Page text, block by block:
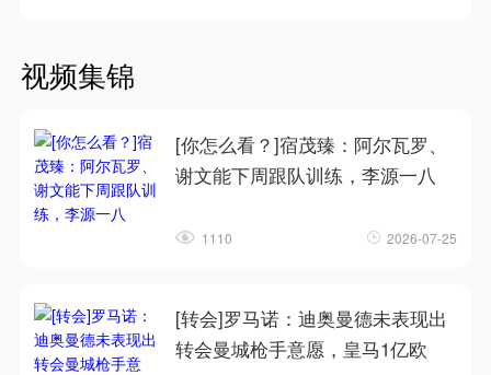
视频集锦
[你怎么看？]宿茂臻：阿尔瓦罗、
谢文能下周跟队训练，李源一八
1110 2026-07-25
[转会]罗马诺：迪奥曼德未表现出
转会曼城枪手意愿，皇马1亿欧